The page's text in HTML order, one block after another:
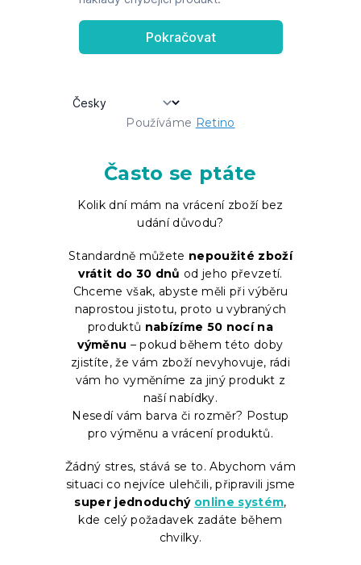
Používáme Retino
Často se ptáte
Kolik dní mám na vrácení zboží bez
udání důvodu?
Standardně můžete nepoužité zboží
vrátit do 30 dnů od jeho převzetí.
Chceme však, abyste měli při výběru
naprostou jistotu, proto u vybraných
produktů nabízíme 50 nocí na
výměnu – pokud během této doby
zjistíte, že vám zboží nevyhovuje, rádi
vám ho vyměníme za jiný produkt z
naší nabídky.
Nesedí vám barva či rozměr? Postup
pro výměnu a vrácení produktů.
Žádný stres, stává se to. Abychom vám
situaci co nejvíce ulehčili, připravili jsme
super jednoduchý online systém,
kde celý požadavek zadáte během
chvilky.